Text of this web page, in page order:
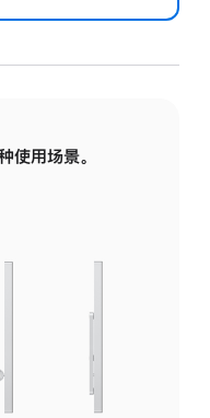
使用场景。